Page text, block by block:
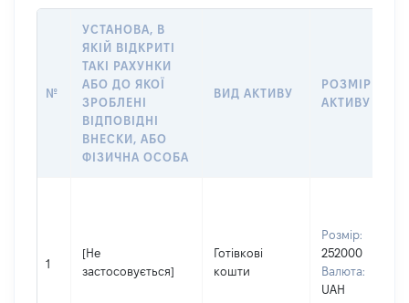
№
УСТАНОВА, В
ЯКІЙ ВІДКРИТІ
ТАКІ РАХУНКИ
АБО ДО ЯКОЇ
ЗРОБЛЕНІ
ВІДПОВІДНІ
ВНЕСКИ, АБО
ФІЗИЧНА ОСОБА
ВИД АКТИВУ
РОЗМІР
АКТИВУ
1
[Не
застосовується]
Готівкові
кошти
Розмір:
252000
Валюта:
UAH